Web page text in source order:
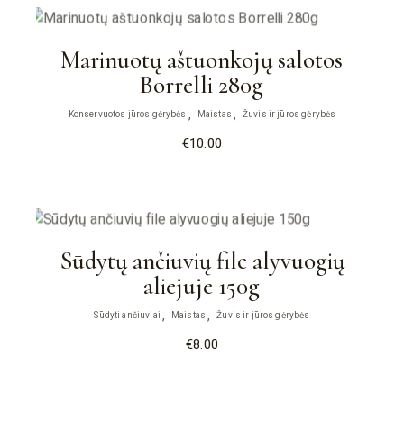
Marinuotų aštuonkojų salotos
Borrelli 280g
Konservuotos jūros gėrybės Maistas Žuvis ir jūros gėrybės
€10.00
Sūdytų ančiuvių file alyvuogių
aliejuje 150g
Sūdyti ančiuviai Maistas Žuvis ir jūros gėrybės
€8.00